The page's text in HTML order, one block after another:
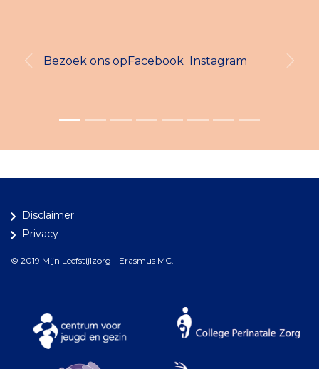
Bezoek ons opFacebook Instagram
Previous Next
Disclaimer
Privacy
© 2019 Mijn Leefstijlzorg - Erasmus MC.